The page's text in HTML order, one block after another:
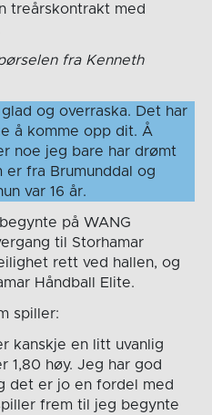
treårskontrakt med
fra Kenneth
og overraska. Det har
å komme opp dit. Å
noe jeg bare har drømt
er fra Brumunddal og
var 16 år.
på WANG
til Storhamar
rett ved hallen, og
Håndball Elite.
spiller:
kanskje en litt uvanlig
1,80 høy. Jeg har god
det er jo en fordel med
frem til jeg begynte